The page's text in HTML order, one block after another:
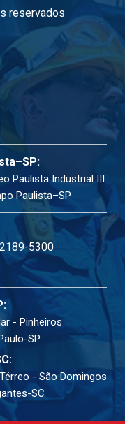
reservados
Paulista Industrial III
Paulista–SP
5300
- Pinheiros
SP
- São Domingos
SC